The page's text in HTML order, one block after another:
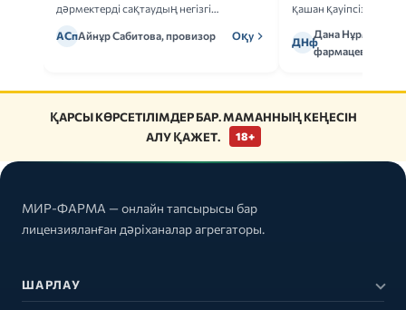
дәрмектерді сақтаудың негізгі
АСпАйнұр Сабитова, провизор Оқу
қашан қауіпсіз.
ДНф
Дана
фармацевт
ҚАРСЫ КӨРСЕТІЛІМДЕР БАР. МАМАННЫҢ КЕҢЕСІН
АЛУ ҚАЖЕТ.
18+
МИР-ФАРМА — онлайн тапсырысы бар
лицензияланған дәріханалар агрегаторы.
ШАРЛАУ